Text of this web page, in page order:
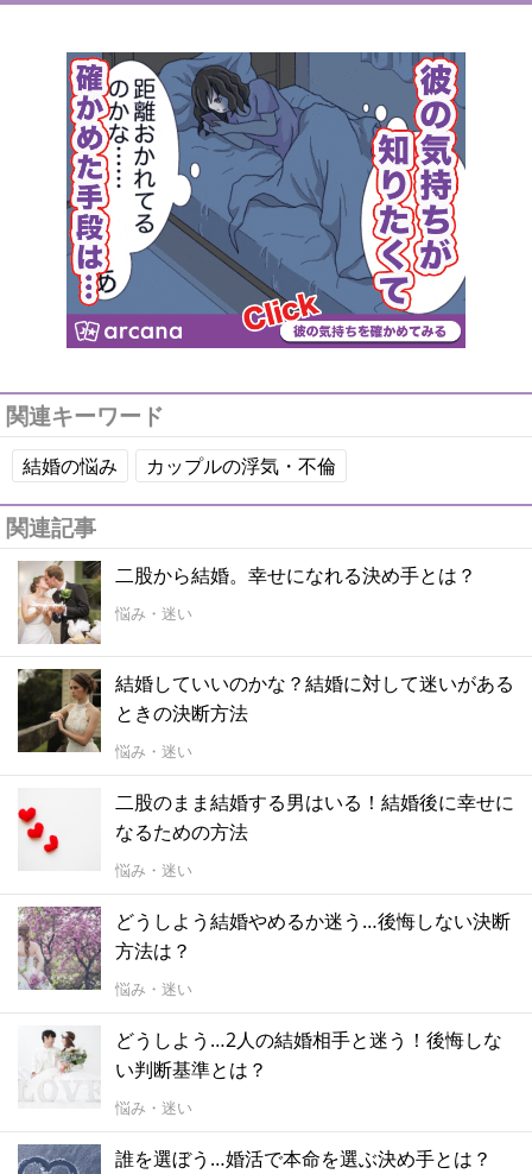
関連キーワード
結婚の悩み カップルの浮気・不倫
関連記事
二股から結婚。幸せになれる決め手とは？
悩み・迷い
結婚していいのかな？結婚に対して迷いがある
ときの決断方法
悩み・迷い
二股のまま結婚する男はいる！結婚後に幸せに
なるための方法
悩み・迷い
どうしよう結婚やめるか迷う…後悔しない決断
方法は？
悩み・迷い
どうしよう…2人の結婚相手と迷う！後悔しな
い判断基準とは？
悩み・迷い
誰を選ぼう…婚活で本命を選ぶ決め手とは？